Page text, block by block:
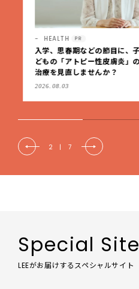
HEALTH PR
入学、思春期などの節目に、子
どもの「アトピー性皮膚炎」の
治療を見直しませんか？
2026.08.03
2 | 7
Special Site
LEEがお届けするスペシャルサイト